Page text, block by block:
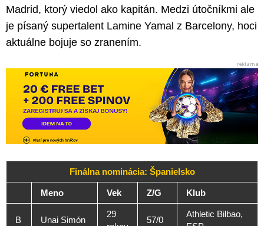
Madrid, ktorý viedol ako kapitán. Medzi útočníkmi ale
je písaný supertalent Lamine Yamal z Barcelony, hoci
aktuálne bojuje so zranením.
Finálna nominácia: Španielsko
Meno Vek Z/G Klub
B Unai Simón
29
57/0
Athletic Bilbao,